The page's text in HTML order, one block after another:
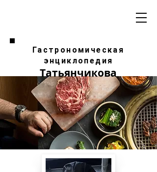
Гастрономическая
энциклопедия
Татьянчикова